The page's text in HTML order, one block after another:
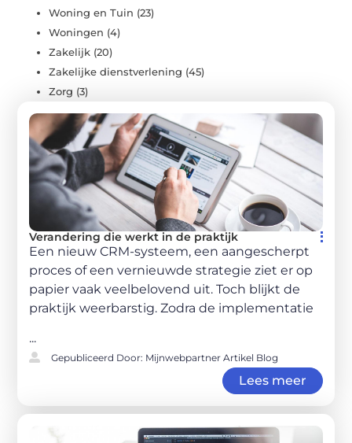
Woning en Tuin (23)
Woningen (4)
Zakelijk (20)
Zakelijke dienstverlening (45)
Zorg (3)
Verandering die werkt in de praktijk
Een nieuw CRM-systeem, een aangescherpt
proces of een vernieuwde strategie ziet er op
papier vaak veelbelovend uit. Toch blijkt de
praktijk weerbarstig. Zodra de implementatie
...
Gepubliceerd Door: Mijnwebpartner Artikel Blog
Lees meer